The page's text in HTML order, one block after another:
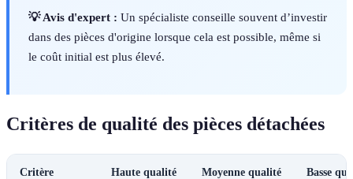
💡 Avis d'expert : Un spécialiste conseille souvent d’investir
dans des pièces d'origine lorsque cela est possible, même si
le coût initial est plus élevé.
Critères de qualité des pièces détachées
Critère Haute qualité Moyenne qualité Basse